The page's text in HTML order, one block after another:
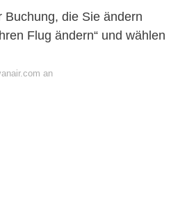
die Sie ändern
Flug ändern“ und wählen
an